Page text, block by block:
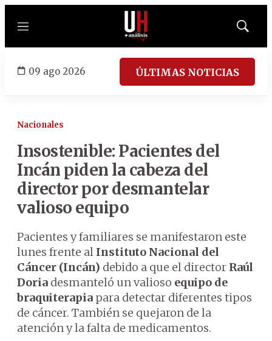
Menú
Mostrar
09 ago 2026 ÚLTIMAS NOTICIAS
Nacionales
Insostenible: Pacientes del
Incán piden la cabeza del
director por desmantelar
valioso equipo
Pacientes y familiares se manifestaron este
lunes frente al Instituto Nacional del
Cáncer (Incán) debido a que el director Raúl
Doria desmanteló un valioso equipo de
braquiterapia para detectar diferentes tipos
de cáncer. También se quejaron de la
atención y la falta de medicamentos.